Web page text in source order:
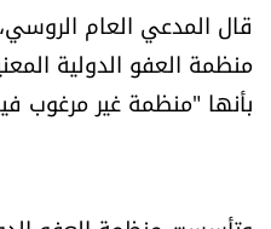
كتّابنا
تحت المجهر
قال المدعي العام الروسي،
منظمة العفو الدولية
بأنها "منظمة غير مرغوب